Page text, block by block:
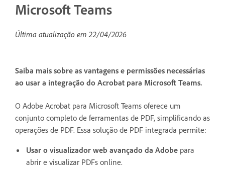
Microsoft Teams
Última atualização em22/04/2026
Saiba mais sobre as vantagens e permissões necessárias
ao usar a integração do Acrobat para Microsoft Teams.
O Adobe Acrobat para Microsoft Teams oferece um
conjunto completo de ferramentas de PDF, simplificando as
operações de PDF. Essa solução de PDF integrada permite:
Usar o visualizador web avançado da Adobe para
abrir e visualizar PDFs online.